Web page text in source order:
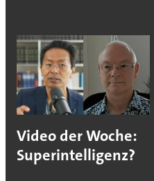
Video der Woche:
Superintelligenz?